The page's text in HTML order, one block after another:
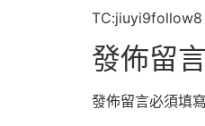
發佈留言
發佈留言必須填